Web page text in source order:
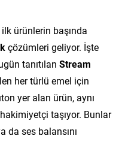
ürünlerin başında
çözümleri geliyor. İşte
tanıtılan Stream
her türlü emel için
yer alan ürün, aynı
taşıyor. Bunlar
da ses balansını